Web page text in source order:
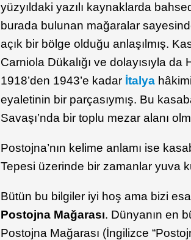
yüzyıldaki yazılı kaynaklarda
burada bulunan mağaralar
açık bir bölge olduğu anlaşılmış.
Carniola Dükalığı ve dolayısıyla
1918’den 1943’e kadar İtalya
eyaletinin bir parçasıymış. Bu
Savaşı’nda bir toplu mezar alanı
Postojna’nın kelime anlamı ise
Tepesi üzerinde bir zamanlar yuva
Bütün bu bilgiler iyi hoş ama bizi
Postojna Mağarası. Dünyanın en
Postojna Mağarası (İngilizce